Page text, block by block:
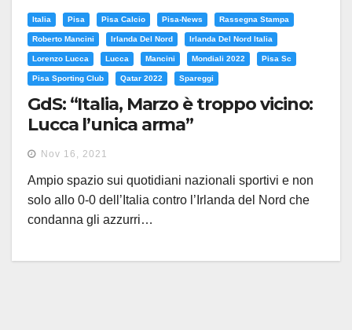
Italia Pisa Pisa Calcio Pisa-News Rassegna Stampa
Roberto Mancini Irlanda Del Nord Irlanda Del Nord Italia
Lorenzo Lucca Lucca Mancini Mondiali 2022 Pisa Sc
Pisa Sporting Club Qatar 2022 Spareggi
GdS: “Italia, Marzo è troppo vicino:
Lucca l’unica arma”
Nov 16, 2021
Ampio spazio sui quotidiani nazionali sportivi e non
solo allo 0-0 dell’Italia contro l’Irlanda del Nord che
condanna gli azzurri…